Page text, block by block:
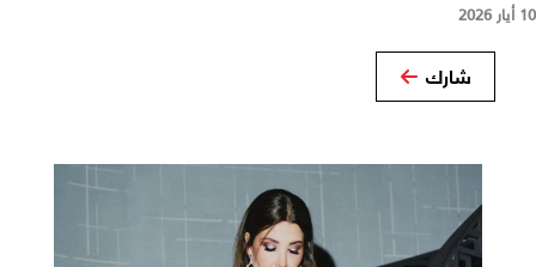
10 أيار 2026
شارك